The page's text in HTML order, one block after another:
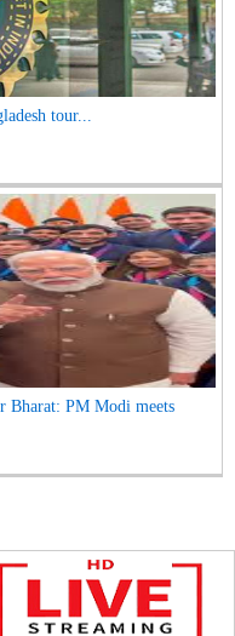
tour...
Bharat: PM Modi meets